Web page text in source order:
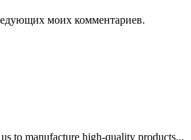
моих комментариев.
to manufacture high-quality products...